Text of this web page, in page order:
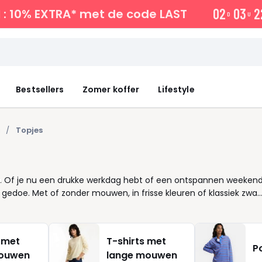
10% EXTRA* met de code LAST 02 D 03 U 2
Bestsellers Zomer koffer Lifestyle
Topjes
je nu een drukke werkdag hebt of een ontspannen weekend
Met of zonder mouwen, in frisse kleuren of klassiek zwart
combineer je een aangesloten top met een high-
topjes zonder mouwen een uitkomst. En met maten
Dames waarderen deze veelzijdige stukken om hun eenvoud
nieuwste selectie en ontdek hoe een goed topje jouw
T-shirts met
lange mouwen